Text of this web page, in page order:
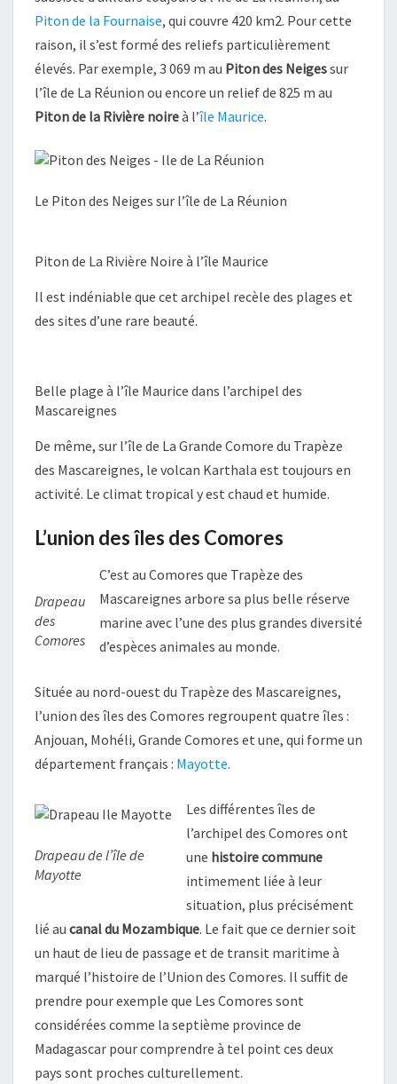
Piton de la Fournaise, qui couvre 420 km2. Pour cette
raison, il s’est formé des reliefs particulièrement
élevés. Par exemple, 3 069 m au Piton des Neigessur
l’île de La Réunion ou encore un relief de 825 m au
Piton de la Rivière noireà l’île Maurice.
Le Piton des Neiges sur l’île de La Réunion
Piton de La Rivière Noire à l’île Maurice
Il est indéniable que cet archipel recèle des plages et
des sites d’une rare beauté.
Belle plage à l’île Maurice dans l’archipel des
Mascareignes
De même, sur l’île de La Grande Comore du Trapèze
des Mascareignes, le volcan Karthala est toujours en
activité. Le climat tropical y est chaud et humide.
L’union des îles des Comores
Drapeau
des
Comores
C’est au Comores que Trapèze des
Mascareignes arbore sa plus belle réserve
marine avec l’une des plus grandes diversité
d’espèces animales au monde.
Située au nord-ouest du Trapèze des Mascareignes,
l’union des îles des Comores regroupent quatre îles :
Anjouan, Mohéli, Grande Comores et une, qui forme un
département français : Mayotte.
Drapeau de l’île de
Mayotte
Les différentes îles de
l’archipel des Comores ont
une histoire commune
intimement liée à leur
situation, plus précisément
lié au canal du Mozambique. Le fait que ce dernier soit
un haut de lieu de passage et de transit maritime à
marqué l’histoire de l’Union des Comores. Il suffit de
prendre pour exemple que Les Comores sont
considérées comme la septième province de
Madagascar pour comprendre à tel point ces deux
pays sont proches culturellement.